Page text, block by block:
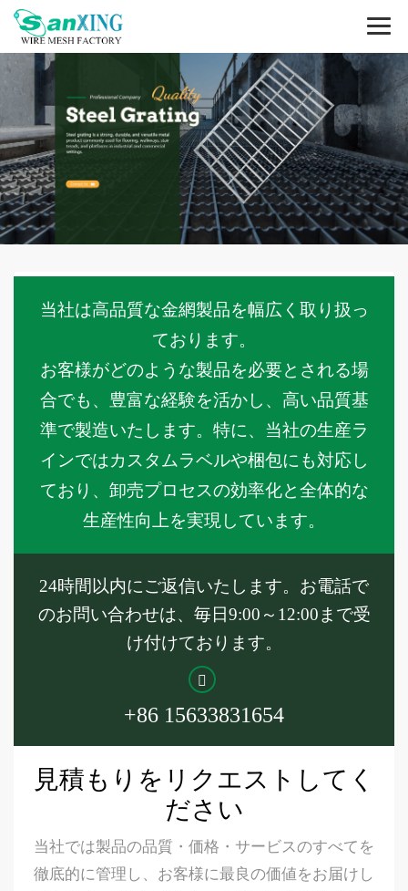
当社は高品質な金網製品を幅広く取り扱っ
ております。
お客様がどのような製品を必要とされる場
合でも、豊富な経験を活かし、高い品質基
準で製造いたします。特に、当社の生産ラ
インではカスタムラベルや梱包にも対応し
ており、卸売プロセスの効率化と全体的な
生産性向上を実現しています。
24時間以内にご返信いたします。お電話で
のお問い合わせは、毎日9:00～12:00まで受
け付けております。
+86 15633831654
見積もりをリクエストしてく
ださい
当社では製品の品質・価格・サービスのすべてを
徹底的に管理し、お客様に最良の価値をお届けし